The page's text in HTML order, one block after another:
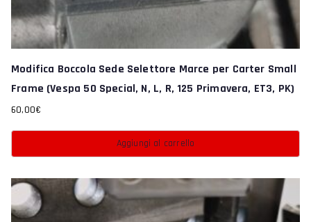
Modifica Boccola Sede Selettore Marce per Carter Small
Frame (Vespa 50 Special, N, L, R, 125 Primavera, ET3, PK)
60,00€
Aggiungi al carrello